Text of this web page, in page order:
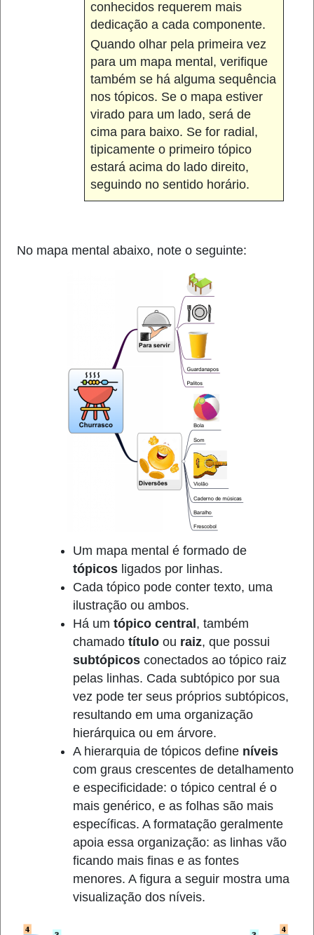
conhecidos requerem mais
dedicação a cada componente.
Quando olhar pela primeira vez
para um mapa mental, verifique
também se há alguma sequência
nos tópicos. Se o mapa estiver
virado para um lado, será de
cima para baixo. Se for radial,
tipicamente o primeiro tópico
estará acima do lado direito,
seguindo no sentido horário.
No mapa mental abaixo, note o seguinte:
Um mapa mental é formado de
tópicos ligados por linhas.
Cada tópico pode conter texto, uma
ilustração ou ambos.
Há umtópico central, também
chamadotítulo ou raiz, que possui
subtópicos conectados ao tópico raiz
pelas linhas. Cada subtópico por sua
vez pode ter seus próprios subtópicos,
resultando em uma organização
hierárquica ou em árvore.
A hierarquia de tópicos define níveis
com graus crescentes de detalhamento
e especificidade: o tópico central é o
mais genérico, e as folhas são mais
específicas. A formatação geralmente
apoia essa organização: as linhas vão
ficando mais finas e as fontes
menores. A figura a seguir mostra uma
visualização dos níveis.